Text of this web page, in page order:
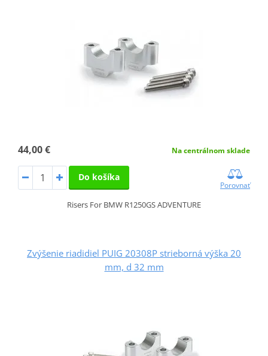
44,00 € Na centrálnom sklade
Do košíka
Porovnať
Risers For BMW R1250GS ADVENTURE
Zvýšenie riadidiel PUIG 20308P strieborná výška 20
mm, d 32 mm